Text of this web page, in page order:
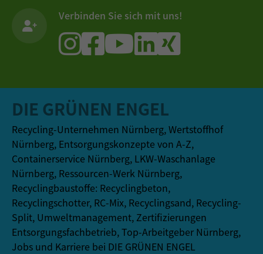
Verbinden Sie sich mit uns!
DIE GRÜNEN ENGEL
Recycling-Unternehmen Nürnberg, Wertstoffhof
Nürnberg, Entsorgungskonzepte von A-Z,
Containerservice Nürnberg, LKW-Waschanlage
Nürnberg, Ressourcen-Werk Nürnberg,
Recyclingbaustoffe: Recyclingbeton,
Recyclingschotter, RC-Mix, Recyclingsand, Recycling-
Split, Umweltmanagement, Zertifizierungen
Entsorgungsfachbetrieb, Top-Arbeitgeber Nürnberg,
Jobs und Karriere bei DIE GRÜNEN ENGEL